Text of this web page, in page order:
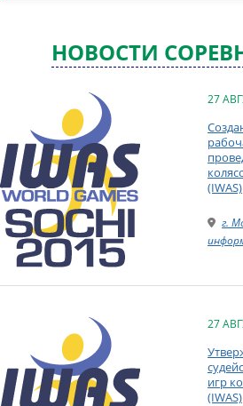
НОВОСТИ
27
(IWAS)
г.
27
игр
(IWAS)